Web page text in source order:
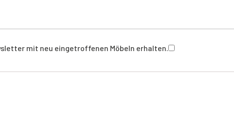
mit neu eingetroffenen Möbeln erhalten.